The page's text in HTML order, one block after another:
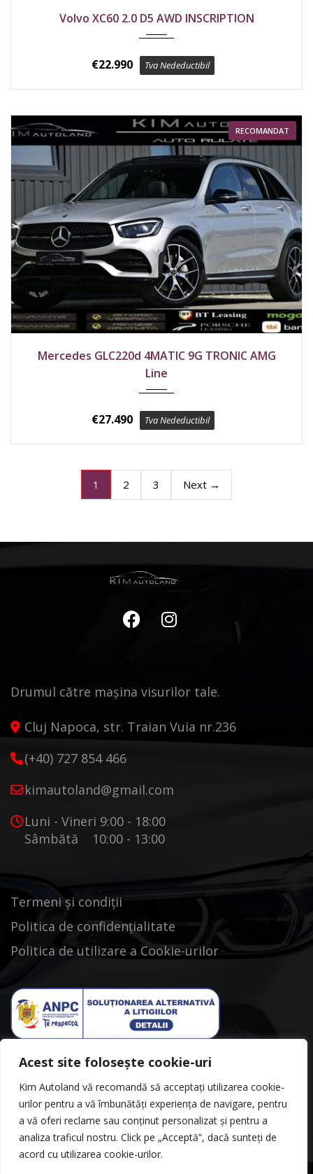
Acest site folosește cookie-uri
Kim Autoland vă recomandă să acceptați utilizarea cookie-
urilor pentru a vă îmbunătăți experiența de navigare, pentru
a vă oferi reclame sau conținut personalizat și pentru a
analiza traficul nostru. Click pe „Acceptă”, dacă sunteți de
acord cu utilizarea cookie-urilor.
Volvo XC60 2.0 D5 AWD INSCRIPTION
€22.990 Tva Nedeductibil
RECOMANDAT
Mercedes GLC220d 4MATIC 9G TRONIC AMG
Line
€27.490 Tva Nedeductibil
1 2 3 Next →
Drumul către mașina visurilor tale.
Cluj Napoca, str. Traian Vuia nr.236
(+40) 727 854 466
kimautoland@gmail.com
Luni - Vineri 9:00 - 18:00
Sâmbătă 10:00 - 13:00
Termeni și condiții
Politica de confidențialitate
Politica de utilizare a Cookie-urilor